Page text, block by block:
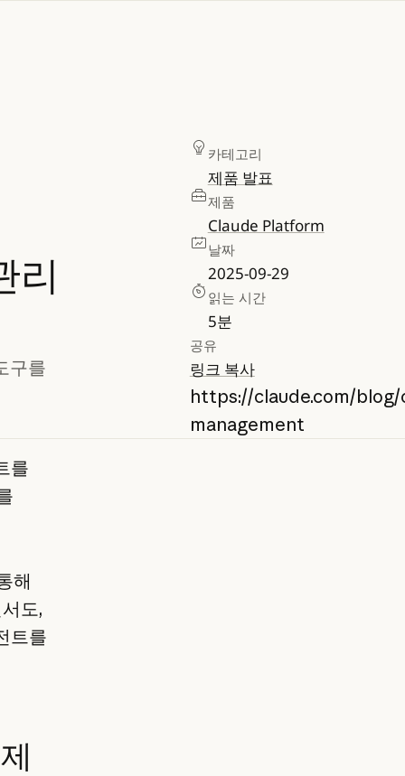
리
구를
카테고리
제품 발표
제품
Claude Platform
날짜
2025-09-29
읽는 시간
5분
공유
링크 복사
https://claude.com/
management
를
해
도,
트를